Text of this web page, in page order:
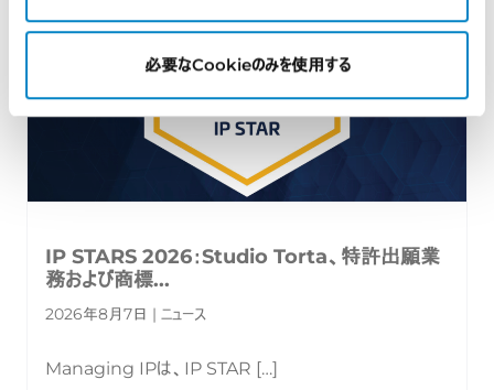
必要なCookieのみを使用する
IP STARS 2026：Studio Torta、特許出願業
務および商標...
2026年8月7日 | ニュース
Managing IPは、IP STAR […]